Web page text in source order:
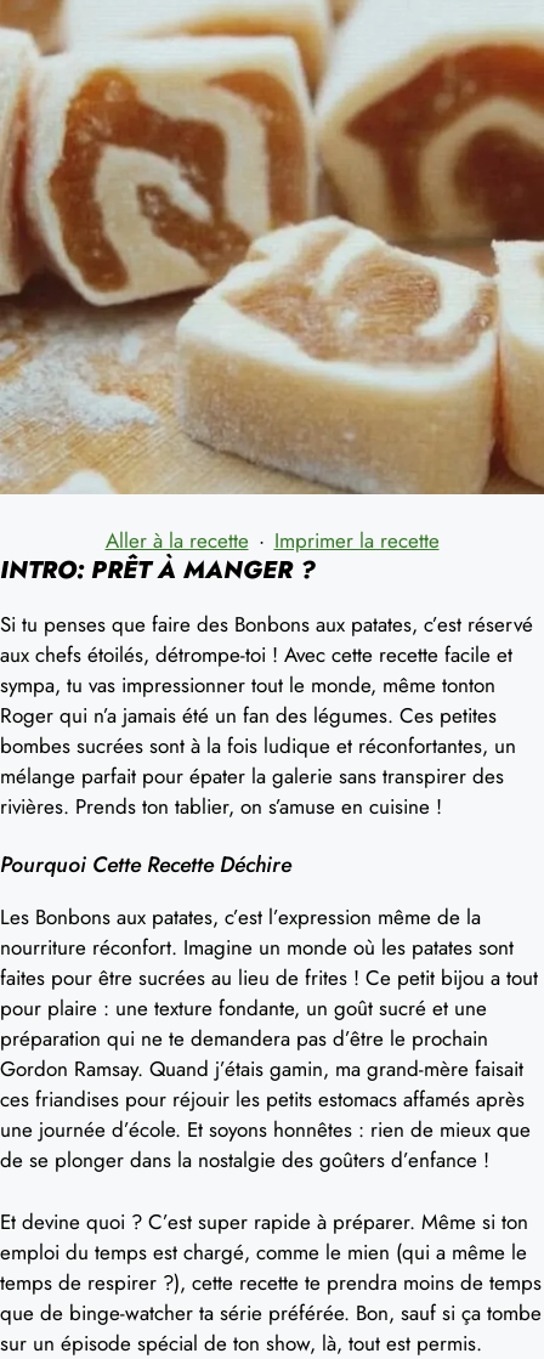
Aller à la recette · Imprimer la recette
INTRO: PRÊT À MANGER ?
Si tu penses que faire des Bonbons aux patates, c’est réservé
aux chefs étoilés, détrompe-toi ! Avec cette recette facile et
sympa, tu vas impressionner tout le monde, même tonton
Roger qui n’a jamais été un fan des légumes. Ces petites
bombes sucrées sont à la fois ludique et réconfortantes, un
mélange parfait pour épater la galerie sans transpirer des
rivières. Prends ton tablier, on s’amuse en cuisine !
Pourquoi Cette Recette Déchire
Les Bonbons aux patates, c’est l’expression même de la
nourriture réconfort. Imagine un monde où les patates sont
faites pour être sucrées au lieu de frites ! Ce petit bijou a tout
pour plaire : une texture fondante, un goût sucré et une
préparation qui ne te demandera pas d’être le prochain
Gordon Ramsay. Quand j’étais gamin, ma grand-mère faisait
ces friandises pour réjouir les petits estomacs affamés après
une journée d’école. Et soyons honnêtes : rien de mieux que
de se plonger dans la nostalgie des goûters d’enfance !
Et devine quoi ? C’est super rapide à préparer. Même si ton
emploi du temps est chargé, comme le mien (qui a même le
temps de respirer ?), cette recette te prendra moins de temps
que de binge-watcher ta série préférée. Bon, sauf si ça tombe
sur un épisode spécial de ton show, là, tout est permis.